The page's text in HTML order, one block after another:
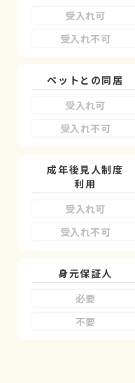
受入れ可
受入れ不可
ペットとの同居
受入れ可
受入れ不可
成年後見人制度
利用
受入れ可
受入れ不可
身元保証人
必要
不要